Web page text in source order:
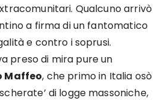
Qualcuno arrivò
a firma di un fantomatico
e contro i soprusi.
preso di mira pure un
Maffeo, che primo in Italia osò
di logge massoniche,